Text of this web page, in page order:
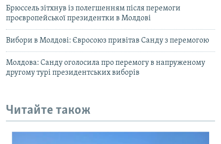
Брюссель зітхнув із полегшенням після перемоги
проєвропейської президентки в Молдові
Вибори в Молдові: Євросоюз привітав Санду з перемогою
Молдова: Санду оголосила про перемогу в напруженому
другому турі президентських виборів
Читайте також